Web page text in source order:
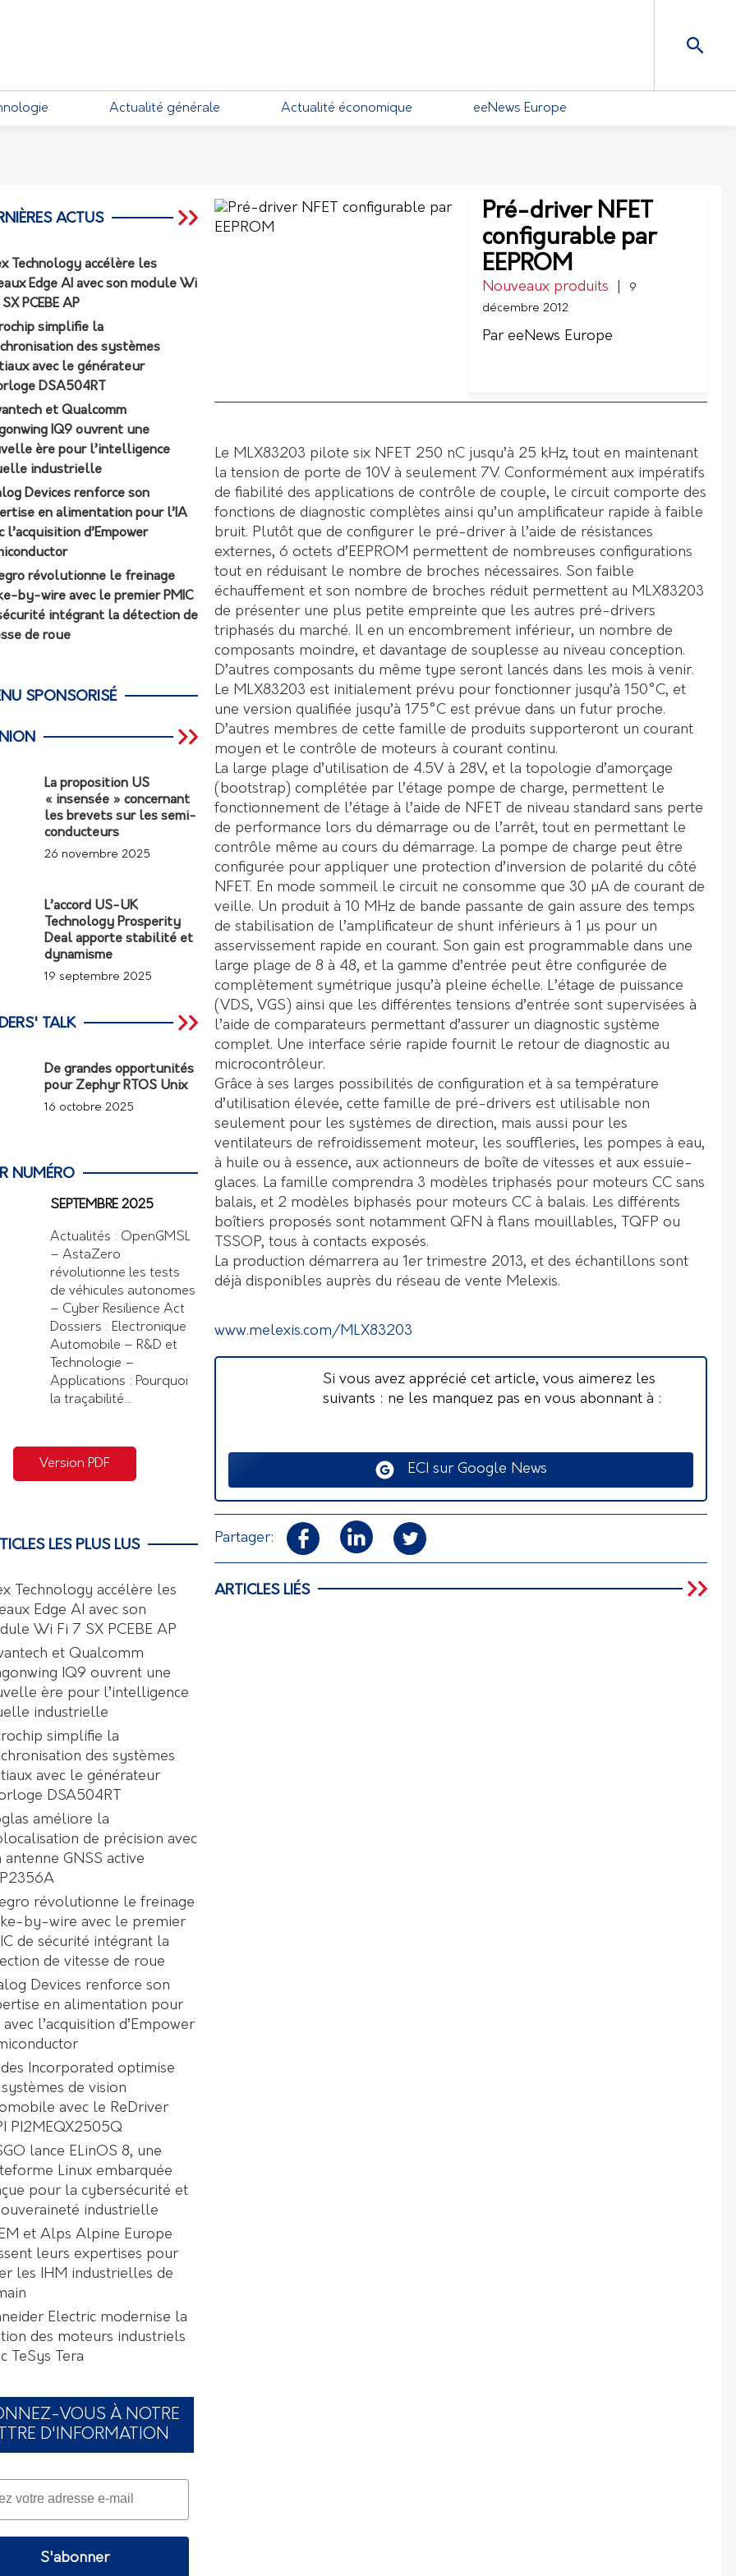
Actualité générale Actualité économique eeNews Europe
Pré-driver NFET
configurable par
EEPROM
Nouveaux produits
9
décembre 2012
Par eeNews Europe
Le MLX83203 pilote six NFET 250 nC jusqu’à 25 kHz, tout en maintenant
la tension de porte de 10V à seulement 7V. Conformément aux impératifs
de fiabilité des applications de contrôle de couple, le circuit comporte des
fonctions de diagnostic complètes ainsi qu’un amplificateur rapide à faible
bruit. Plutôt que de configurer le pré-driver à l’aide de résistances
externes, 6 octets d’EEPROM permettent de nombreuses configurations
tout en réduisant le nombre de broches nécessaires. Son faible
échauffement et son nombre de broches réduit permettent au MLX83203
de présenter une plus petite empreinte que les autres pré-drivers
triphasés du marché. Il en un encombrement inférieur, un nombre de
composants moindre, et davantage de souplesse au niveau conception.
D’autres composants du même type seront lancés dans les mois à venir.
Le MLX83203 est initialement prévu pour fonctionner jusqu’à 150°C, et
une version qualifiée jusqu’à 175°C est prévue dans un futur proche.
D’autres membres de cette famille de produits supporteront un courant
moyen et le contrôle de moteurs à courant continu.
La large plage d’utilisation de 4.5V à 28V, et la topologie d’amorçage
(bootstrap) complétée par l’étage pompe de charge, permettent le
fonctionnement de l’étage à l’aide de NFET de niveau standard sans perte
de performance lors du démarrage ou de l’arrêt, tout en permettant le
contrôle même au cours du démarrage. La pompe de charge peut être
configurée pour appliquer une protection d’inversion de polarité du côté
NFET. En mode sommeil le circuit ne consomme que 30 µA de courant de
veille. Un produit à 10 MHz de bande passante de gain assure des temps
de stabilisation de l’amplificateur de shunt inférieurs à 1 µs pour un
asservissement rapide en courant. Son gain est programmable dans une
large plage de 8 à 48, et la gamme d’entrée peut être configurée de
complètement symétrique jusqu’à pleine échelle. L’étage de puissance
(VDS, VGS) ainsi que les différentes tensions d’entrée sont supervisées à
l’aide de comparateurs permettant d’assurer un diagnostic système
complet. Une interface série rapide fournit le retour de diagnostic au
microcontrôleur.
Grâce à ses larges possibilités de configuration et à sa température
d’utilisation élevée, cette famille de pré-drivers est utilisable non
seulement pour les systèmes de direction, mais aussi pour les
ventilateurs de refroidissement moteur, les souffleries, les pompes à eau,
à huile ou à essence, aux actionneurs de boîte de vitesses et aux essuie-
glaces. La famille comprendra 3 modèles triphasés pour moteurs CC sans
balais, et 2 modèles biphasés pour moteurs CC à balais. Les différents
boîtiers proposés sont notamment QFN à flans mouillables, TQFP ou
TSSOP, tous à contacts exposés.
La production démarrera au 1er trimestre 2013, et des échantillons sont
déjà disponibles auprès du réseau de vente Melexis.
www.melexis.com/MLX83203
Si vous avez apprécié cet article, vous aimerez les
suivants : ne les manquez pas en vous abonnant à :
ECI sur Google News
Partager:
ARTICLES LIÉS
ACTUS
Technology accélère les
Edge AI avec son module Wi
PCEBE AP
simplifie la
des systèmes
avec le générateur
DSA504RT
et Qualcomm
IQ9 ouvrent une
ère pour l’intelligence
industrielle
Devices renforce son
en alimentation pour l’IA
l’acquisition d’Empower
révolutionne le freinage
by-wire avec le premier PMIC
intégrant la détection de
de roue
SPONSORISÉ
La proposition US
« insensée » concernant
les brevets sur les semi-
conducteurs
26 novembre 2025
L’accord US-UK
Technology Prosperity
Deal apporte stabilité et
dynamisme
19 septembre 2025
TALK
De grandes opportunités
pour Zephyr RTOS Unix
16 octobre 2025
NUMÉRO
SEPTEMBRE 2025
Actualités : OpenGMSL
– AstaZero
révolutionne les tests
de véhicules autonomes
– Cyber Resilience Act
Dossiers : Electronique
Automobile – R&D et
Technologie –
Applications : Pourquoi
la traçabilité…
Version PDF
LES PLUS LUS
Technology accélère les
Edge AI avec son
Wi Fi 7 SX PCEBE AP
et Qualcomm
IQ9 ouvrent une
ère pour l’intelligence
industrielle
simplifie la
des systèmes
avec le générateur
DSA504RT
améliore la
de précision avec
antenne GNSS active
révolutionne le freinage
by-wire avec le premier
de sécurité intégrant la
de vitesse de roue
Devices renforce son
en alimentation pour
avec l’acquisition d’Empower
Incorporated optimise
de vision
avec le ReDriver
PI2MEQX2505Q
lance ELinOS 8, une
Linux embarquée
pour la cybersécurité et
industrielle
et Alps Alpine Europe
leurs expertises pour
les IHM industrielles de
Electric modernise la
des moteurs industriels
TeSys Tera
VOUS À NOTRE
D'INFORMATION
S'abonner